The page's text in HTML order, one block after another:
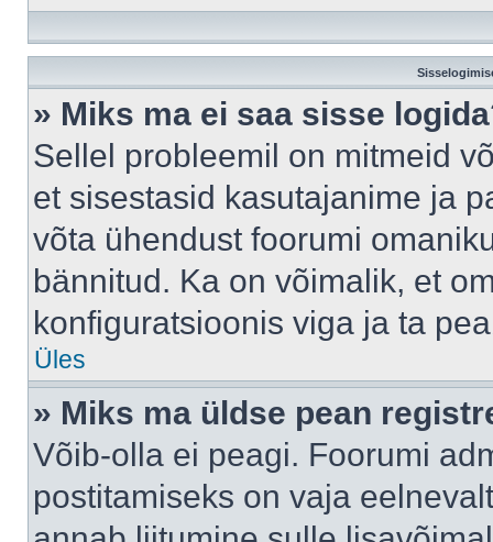
» Miks ma ei saa sisse
Sellel probleemil on mitmeid
et sisestasid kasutajanime ja
võta ühendust foorumi
bännitud. Ka on võimalik, et
konfiguratsioonis viga ja ta
Üles
» Miks ma üldse pean
Võib-olla ei peagi. Foorumi
postitamiseks on vaja